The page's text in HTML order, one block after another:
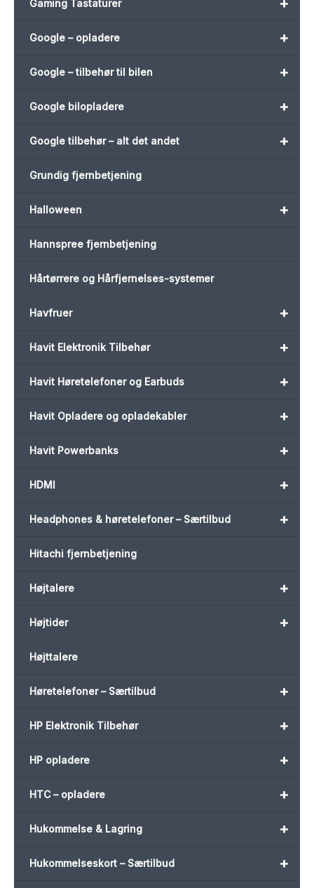
+
Gaming Tastaturer
+
Google – opladere
+
Google – tilbehør til bilen
+
Google bilopladere
+
Google tilbehør – alt det andet
Grundig fjernbetjening
+
Halloween
Hannspree fjernbetjening
Hårtørrere og Hårfjernelses-systemer
+
Havfruer
+
Havit Elektronik Tilbehør
+
Havit Høretelefoner og Earbuds
+
Havit Opladere og opladekabler
+
Havit Powerbanks
+
HDMI
+
Headphones & høretelefoner – Særtilbud
Hitachi fjernbetjening
+
Højtalere
+
Højtider
Højttalere
+
Høretelefoner – Særtilbud
+
HP Elektronik Tilbehør
+
HP opladere
+
HTC – opladere
+
Hukommelse & Lagring
+
Hukommelseskort – Særtilbud